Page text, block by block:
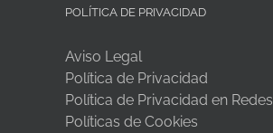
POLÍTICA DE PRIVACIDAD
Aviso Legal
Política de Privacidad
Política de Privacidad en Redes
Políticas de Cookies